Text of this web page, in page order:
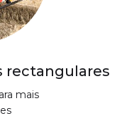
rectangulares
mais